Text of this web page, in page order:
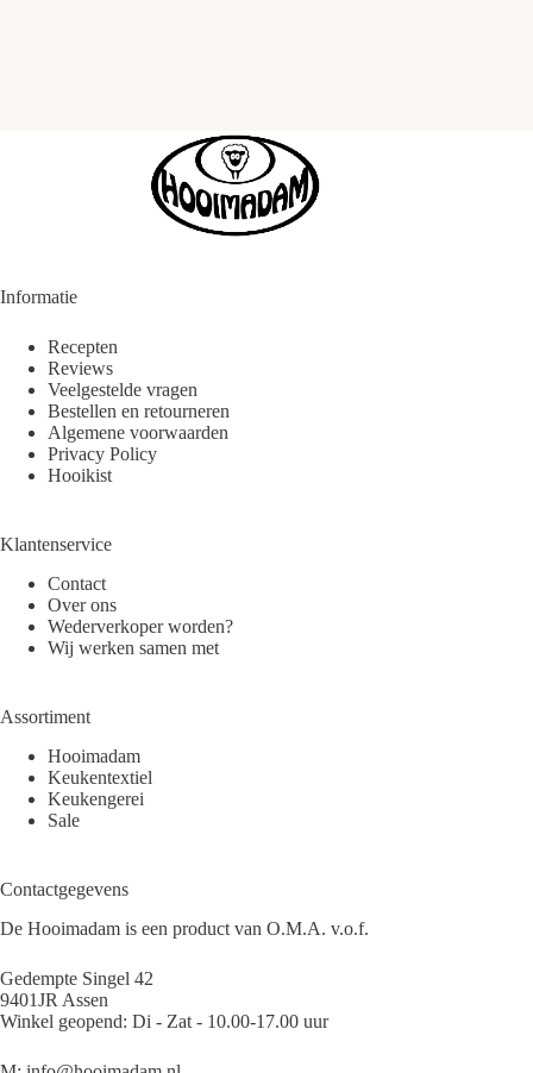
Informatie
Recepten
Reviews
Veelgestelde vragen
Bestellen en retourneren
Algemene voorwaarden
Privacy Policy
Hooikist
Klantenservice
Contact
Over ons
Wederverkoper worden?
Wij werken samen met
Assortiment
Hooimadam
Keukentextiel
Keukengerei
Sale
Contactgegevens
De Hooimadam is een product van O.M.A. v.o.f.
Gedempte Singel 42
9401JR Assen
Winkel geopend: Di - Zat - 10.00-17.00 uur